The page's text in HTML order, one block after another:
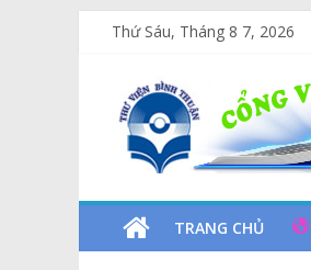
Thứ Sáu, Tháng 8 7, 2026
Thư
Viện
TỉnhTRANG CHỦ